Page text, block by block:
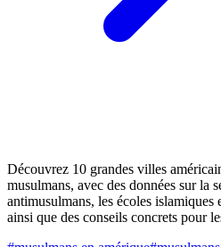
Découvrez 10 grandes villes
musulmans, avec des données sur la
antimusulmans, les écoles islamiques
ainsi que des conseils concrets pour